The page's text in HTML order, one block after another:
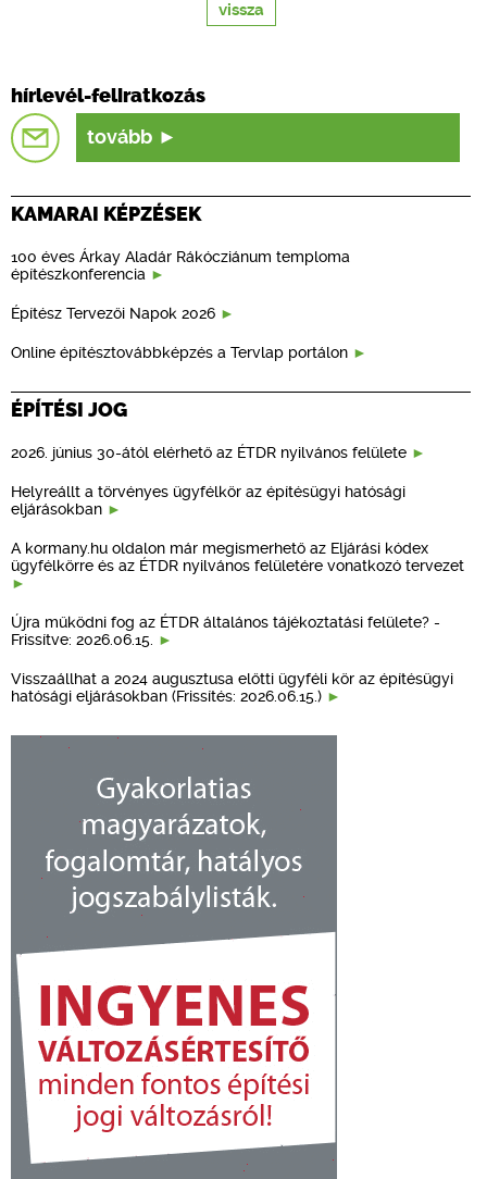
vissza
hírlevél-feliratkozás
tovább
KAMARAI KÉPZÉSEK
100 éves Árkay Aladár Rákócziánum temploma
építészkonferencia
Építész Tervezői Napok 2026
Online építésztovábbképzés a Tervlap portálon
ÉPÍTÉSI JOG
2026. június 30-ától elérhető az ÉTDR nyilvános felülete
Helyreállt a törvényes ügyfélkör az építésügyi hatósági
eljárásokban
A kormany.hu oldalon már megismerhető az Eljárási kódex
ügyfélkörre és az ÉTDR nyilvános felületére vonatkozó tervezet
Újra működni fog az ÉTDR általános tájékoztatási felülete? -
Frissítve: 2026.06.15.
Visszaállhat a 2024 augusztusa előtti ügyféli kör az építésügyi
hatósági eljárásokban (Frissítés: 2026.06.15.)